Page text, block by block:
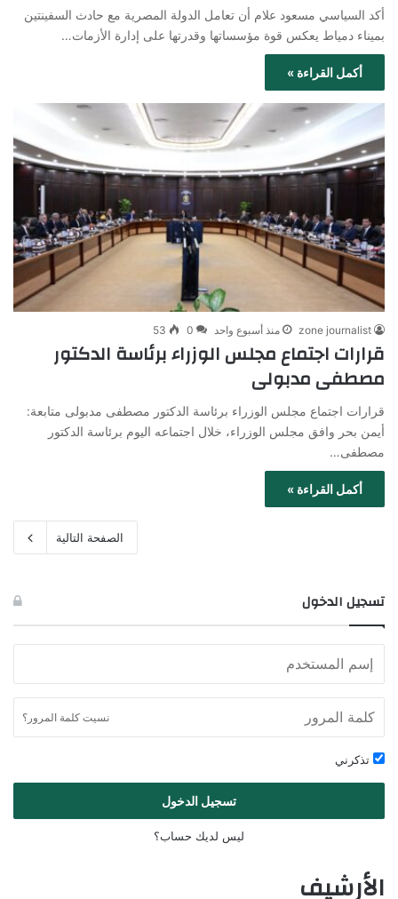
أكد السياسي مسعود علام أن تعامل الدولة المصرية مع حادث السفينتين
بميناء دمياط يعكس قوة مؤسساتها وقدرتها على إدارة الأزمات…
أكمل القراءة »
zone journalist منذ أسبوع واحد 0
53
قرارات اجتماع مجلس الوزراء برئاسة الدكتور
مصطفى مدبولى
قرارات اجتماع مجلس الوزراء برئاسة الدكتور مصطفى مدبولى متابعة:
أيمن بحر وافق مجلس الوزراء، خلال اجتماعه اليوم برئاسة الدكتور
مصطفى…
أكمل القراءة »
الصفحة التالية
تسجيل الدخول
نسيت كلمة المرور؟
تذكرني
تسجيل الدخول
ليس لديك حساب؟
الأرشيف